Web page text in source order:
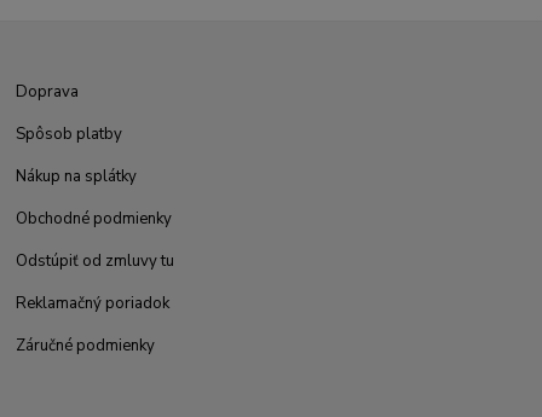
Doprava
Spôsob platby
Nákup na splátky
Obchodné podmienky
Odstúpiť od zmluvy tu
Reklamačný poriadok
Záručné podmienky